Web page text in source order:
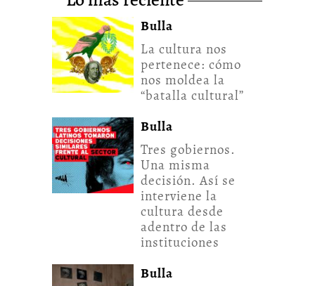
Bulla
La cultura nos
pertenece: cómo
nos moldea la
“batalla cultural”
Bulla
Tres gobiernos.
Una misma
decisión. Así se
interviene la
cultura desde
adentro de las
instituciones
Bulla